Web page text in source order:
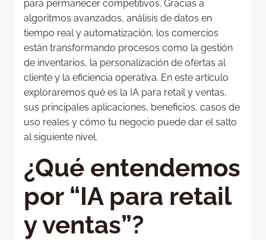
para permanecer competitivos. Gracias a
algoritmos avanzados, análisis de datos en
tiempo real y automatización, los comercios
están transformando procesos como la gestión
de inventarios, la personalización de ofertas al
cliente y la eficiencia operativa. En este artículo
exploraremos qué es la IA para retail y ventas,
sus principales aplicaciones, beneficios, casos de
uso reales y cómo tu negocio puede dar el salto
al siguiente nivel.
¿Qué entendemos
por “IA para retail
y ventas”?